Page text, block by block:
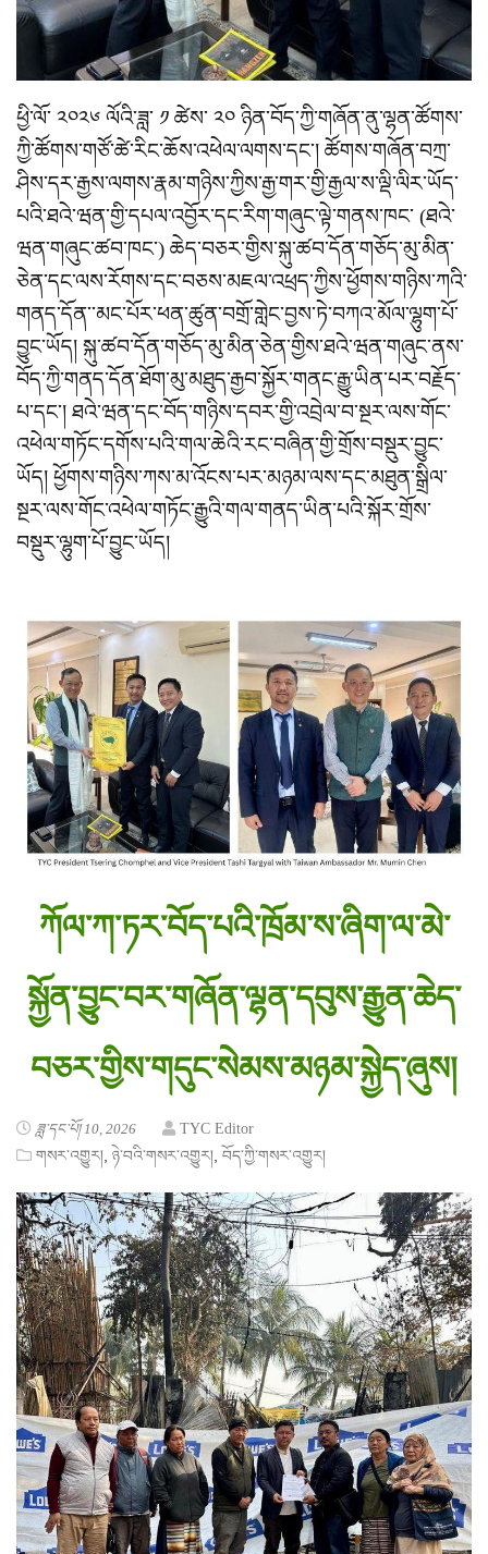
ཕྱི་ལོ་ ༢༠༢༦ ལོའི་ཟླ་ ༡ ཚེས་ ༢༠ ཉིན་བོད་ཀྱི་གཞོན་ནུ་ལྷན་ཚོགས་
ཀྱི་ཚོགས་གཙོ་ཚེ་རིང་ཆོས་འཕེལ་ལགས་དང་། ཚོགས་གཞོན་བཀྲ་
ཤིས་དར་རྒྱས་ལགས་རྣམ་གཉིས་ཀྱིས་རྒྱ་གར་གྱི་རྒྱལ་ས་ལྡི་ལིར་ཡོད་
པའི་ཐའེ་ཝན་གྱི་དཔལ་འབྱོར་དང་རིག་གཞུང་ལྟེ་གནས་ཁང་ (ཐའེ་
ཝན་གཞུང་ཚབ་ཁང་) ཆེད་བཅར་གྱིས་སྐུ་ཚབ་དོན་གཅོད་མུ་མིན་
ཅེན་དང་ལས་རོགས་དང་བཅས་མཇལ་འཕྲད་ཀྱིས་ཕྱོགས་གཉིས་ཀའི་
གནད་དོན་་མང་པོར་ཕན་ཚུན་བགྲོ་གླེང་བྱས་ཏེ་བཀའ་མོལ་ལྷུག་པོ་
བྱུང་ཡོད། སྐུ་ཚབ་དོན་གཅོད་མུ་མིན་ཅེན་གྱིས་ཐའེ་ཝན་གཞུང་ནས་
བོད་ཀྱི་གནད་དོན་ཐོག་མུ་མཐུད་རྒྱབ་སྐྱོར་གནང་རྒྱུ་ཡིན་པར་བརྗོད་
པ་དང་། ཐའེ་ཝན་དང་བོད་གཉིས་དབར་གྱི་འབྲེལ་བ་སྔར་ལས་གོང་
འཕེལ་གཏོང་དགོས་པའི་གལ་ཆེའི་རང་བཞིན་གྱི་གྲོས་བསྡུར་བྱུང་
ཡོད། ཕྱོགས་གཉིས་ཀས་མ་འོངས་པར་མཉམ་ལས་དང་མཐུན་སྒྲིལ་
སྔར་ལས་གོང་འཕེལ་གཏོང་རྒྱུའི་གལ་གནད་ཡིན་པའི་སྐོར་གྲོས་
བསྡུར་ལྷུག་པོ་བྱུང་ཡོད།
ཀོལ་ཀ་ཏར་བོད་པའི་ཁྲོམ་ས་ཞིག་ལ་མེ་
སྐྱོན་བྱུང་བར་གཞོན་ལྷན་དབུས་རྒྱུན་ཆེད་
བཅར་གྱིས་གདུང་སེམས་མཉམ་སྐྱེད་ཞུས།
ཟླ་དང་པོ། 10, 2026
TYC Editor
གསར་འགྱུར། ཉེ་བའི་གསར་འགྱུར། བོད་ཀྱི་གསར་འགྱུར།